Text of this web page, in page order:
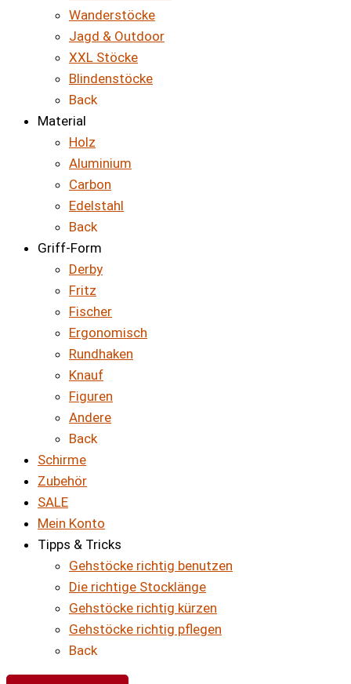
Wanderstöcke
Jagd & Outdoor
XXL Stöcke
Blindenstöcke
Back
Material
Holz
Aluminium
Carbon
Edelstahl
Back
Griff-Form
Derby
Fritz
Fischer
Ergonomisch
Rundhaken
Knauf
Figuren
Andere
Back
Schirme
Zubehör
SALE
Mein Konto
Tipps & Tricks
Gehstöcke richtig benutzen
Die richtige Stocklänge
Gehstöcke richtig kürzen
Gehstöcke richtig pflegen
Back